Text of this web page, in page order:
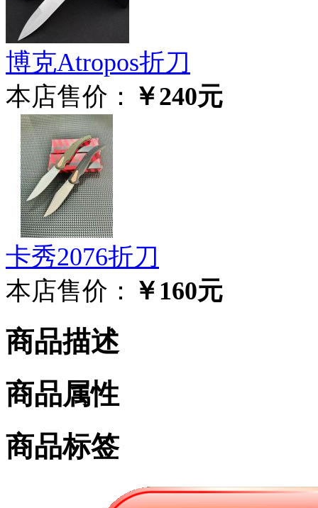
博克Atropos折刀
本店售价： ￥240元
卡秀2076折刀
本店售价： ￥160元
商品描述
商品属性
商品标签